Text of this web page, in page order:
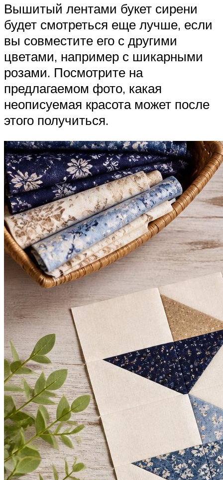
Вышитый лентами букет сирени
будет смотреться еще лучше, если
вы совместите его с другими
цветами, например с шикарными
розами. Посмотрите на
предлагаемом фото, какая
неописуемая красота может после
этого получиться.